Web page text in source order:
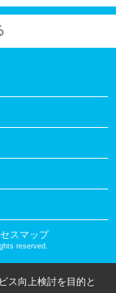
セスマップ
reserved.
ス向上検討を目的と